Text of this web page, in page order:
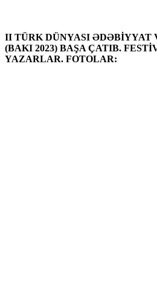
II TÜRK DÜNYASI ƏDƏBİYYAT
(BAKI 2023) BAŞA ÇATIB.
YAZARLAR. FOTOLAR: